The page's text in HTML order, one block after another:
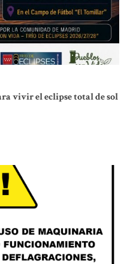
vivir el eclipse total de sol